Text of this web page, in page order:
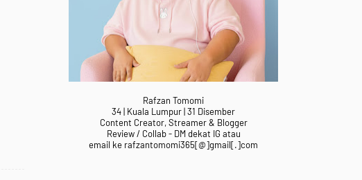
Rafzan Tomomi
34 | Kuala Lumpur | 31 Disember
Content Creator, Streamer & Blogger
Review / Collab - DM dekat IG atau
email ke rafzantomomi365[@]gmail[.]com